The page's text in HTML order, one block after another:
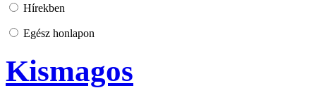
Hírekben
Egész honlapon
Kismagos